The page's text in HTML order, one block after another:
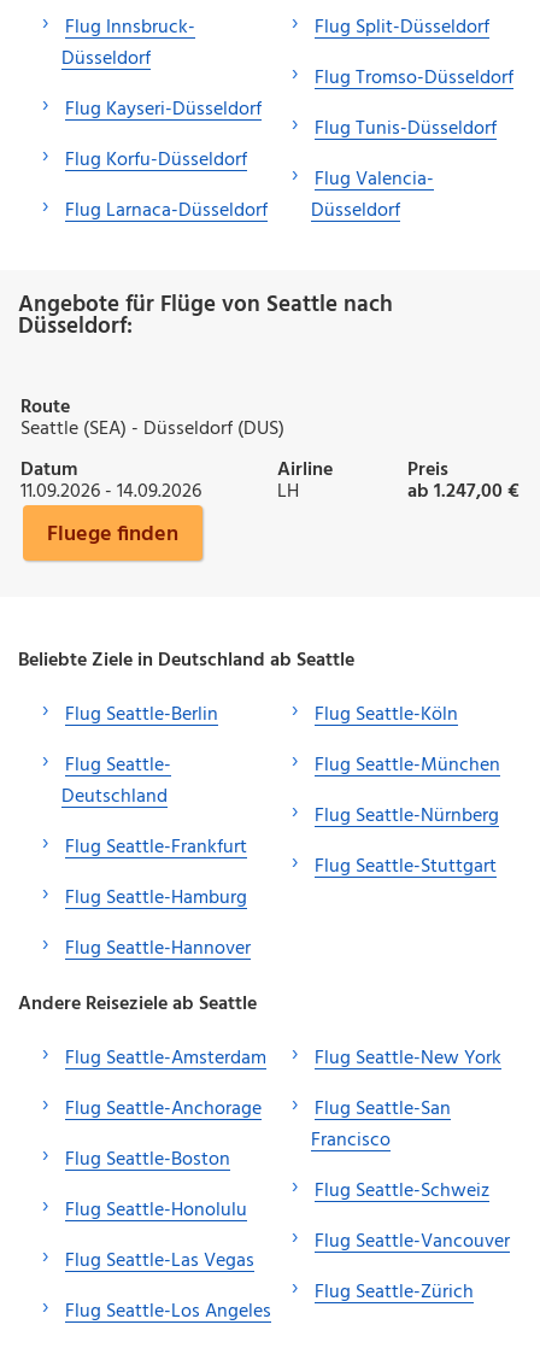
Flug Innsbruck-
Düsseldorf
Flug Kayseri-Düsseldorf
Flug Korfu-Düsseldorf
Flug Larnaca-Düsseldorf
Flug Split-Düsseldorf
Flug Tromso-Düsseldorf
Flug Tunis-Düsseldorf
Flug Valencia-
Düsseldorf
Angebote für Flüge von Seattle nach
Düsseldorf:
Route
Seattle (SEA) - Düsseldorf (DUS)
Datum
11.09.2026 - 14.09.2026
Airline
LH
Preis
ab 1.247,00 €
Fluege finden
Beliebte Ziele in Deutschland ab Seattle
Flug Seattle-Berlin
Flug Seattle-
Deutschland
Flug Seattle-Frankfurt
Flug Seattle-Hamburg
Flug Seattle-Hannover
Flug Seattle-Köln
Flug Seattle-München
Flug Seattle-Nürnberg
Flug Seattle-Stuttgart
Andere Reiseziele ab Seattle
Flug Seattle-Amsterdam
Flug Seattle-Anchorage
Flug Seattle-Boston
Flug Seattle-Honolulu
Flug Seattle-Las Vegas
Flug Seattle-Los Angeles
Flug Seattle-New York
Flug Seattle-San
Francisco
Flug Seattle-Schweiz
Flug Seattle-Vancouver
Flug Seattle-Zürich